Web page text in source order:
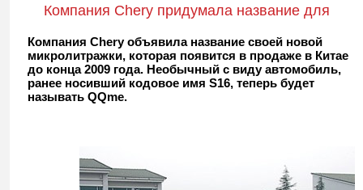
Компания Chery придумала название для
своей необычной микролитражки
Компания Chery объявила название своей новой
микролитражки, которая появится в продаже в Китае
до конца 2009 года. Необычный с виду автомобиль,
ранее носивший кодовое имя S16, теперь будет
называть QQme.